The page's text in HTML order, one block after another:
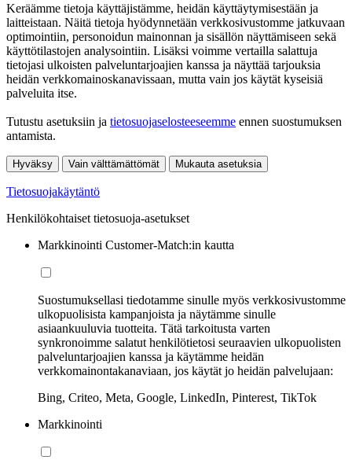
Keräämme tietoja käyttäjistämme, heidän käyttäytymisestään ja
laitteistaan. Näitä tietoja hyödynnetään verkkosivustomme jatkuvaan
optimointiin, personoidun mainonnan ja sisällön näyttämiseen sekä
käyttötilastojen analysointiin. Lisäksi voimme vertailla salattuja
tietojasi ulkoisten palveluntarjoajien kanssa ja näyttää tarjouksia
heidän verkkomainoskanavissaan, mutta vain jos käytät kyseisiä
palveluita itse.
Tutustu asetuksiin ja tietosuojaselosteeseemme ennen suostumuksen
antamista.
Hyväksy Vain välttämättömät Mukauta asetuksia
Tietosuojakäytäntö
Henkilökohtaiset tietosuoja-asetukset
Markkinointi Customer-Match:in kautta
Suostumuksellasi tiedotamme sinulle myös verkkosivustomme
ulkopuolisista kampanjoista ja näytämme sinulle
asiaankuuluvia tuotteita. Tätä tarkoitusta varten
synkronoimme salatut henkilötietosi seuraavien ulkopuolisten
palveluntarjoajien kanssa ja käytämme heidän
verkkomainontakanaviaan, jos käytät jo heidän palvelujaan:
Bing, Criteo, Meta, Google, LinkedIn, Pinterest, TikTok
Markkinointi